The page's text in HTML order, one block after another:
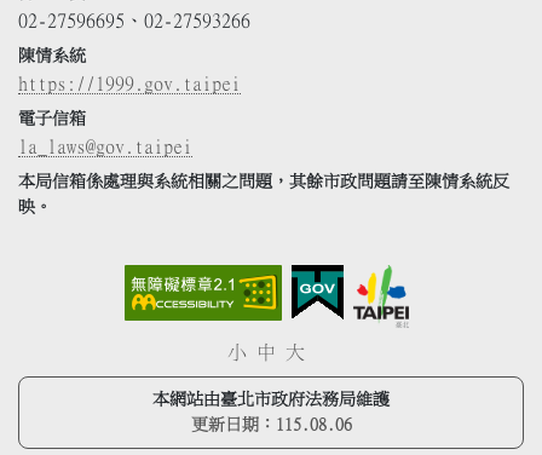
02-27596695、02-27593266
陳情系統
https://1999.gov.taipei
電子信箱
la_laws@gov.taipei
本局信箱係處理與系統相關之問題，其餘市政問題請至陳情系統反
映。
小 中 大
本網站由臺北市政府法務局維護
更新日期： 115.08.06